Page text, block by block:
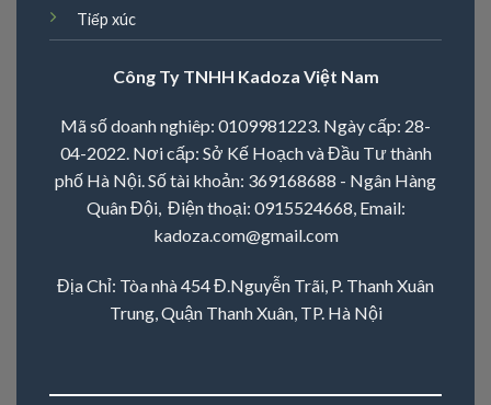
Tiếp xúc
Công Ty TNHH Kadoza Việt Nam
Mã số doanh nghiêp: 0109981223. Ngày cấp: 28-
04-2022. Nơi cấp: Sở Kế Hoạch và Đầu Tư thành
phố Hà Nội. Số tài khoản: 369168688 - Ngân Hàng
Quân Đội, Điện thoại: 0915524668, Email:
kadoza.com@gmail.com
Địa Chỉ: Tòa nhà 454 Đ.Nguyễn Trãi, P. Thanh Xuân
Trung, Quận Thanh Xuân, TP. Hà Nội